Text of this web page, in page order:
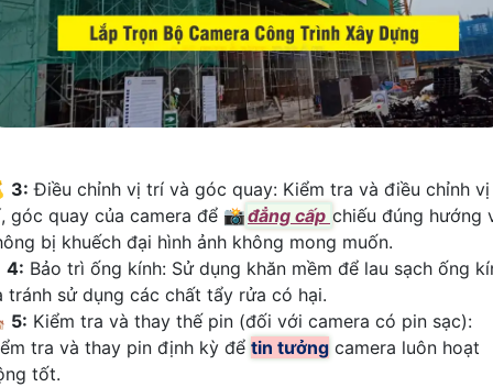
3: Điều chỉnh vị trí và góc quay: Kiểm tra và điều chỉnh vị
góc quay của camera để 📸đẳng cấp chiếu đúng hướng
bị khuếch đại hình ảnh không mong muốn.
4: Bảo trì ống kính: Sử dụng khăn mềm để lau sạch ống
tránh sử dụng các chất tẩy rửa có hại.
5: Kiểm tra và thay thế pin (đối với camera có pin sạc):
tra và thay pin định kỳ để tin tưởng camera luôn hoạt
tốt.